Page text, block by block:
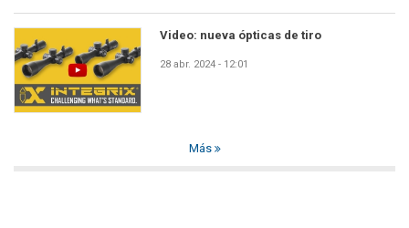
Video: nueva ópticas de tiro
28 abr. 2024 - 12:01
Más